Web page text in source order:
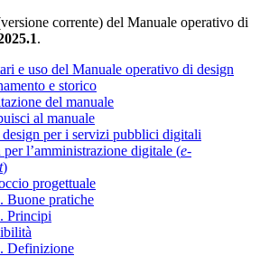
corrente) del Manuale operativo di
.
e uso del Manuale operativo di design
e storico
del manuale
al manuale
per i servizi pubblici digitali
per l’amministrazione digitale (e-
)
progettuale
Buone pratiche
Principi
Definizione